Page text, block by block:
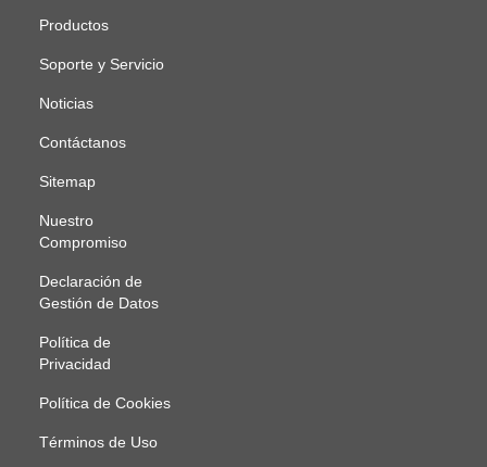
Productos
Soporte y Servicio
Noticias
Contáctanos
Sitemap
Nuestro
Compromiso
Declaración de
Gestión de Datos
Política de
Privacidad
Política de Cookies
Términos de Uso